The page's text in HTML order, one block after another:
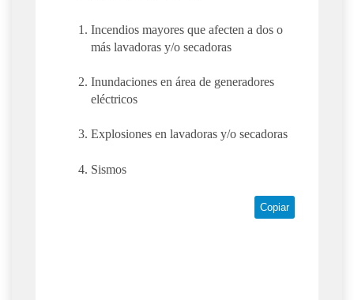
Incendios mayores que afecten a dos o
más lavadoras y/o secadoras
Inundaciones en área de generadores
eléctricos
Explosiones en lavadoras y/o secadoras
Sismos
Copiar